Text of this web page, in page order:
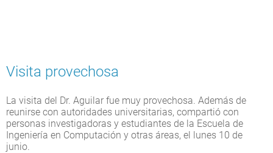
Visita provechosa
La visita del Dr. Aguilar fue muy provechosa. Además de
reunirse con autoridades universitarias, compartió con
personas investigadoras y estudiantes de la Escuela de
Ingeniería en Computación y otras áreas, el lunes 10 de
junio.